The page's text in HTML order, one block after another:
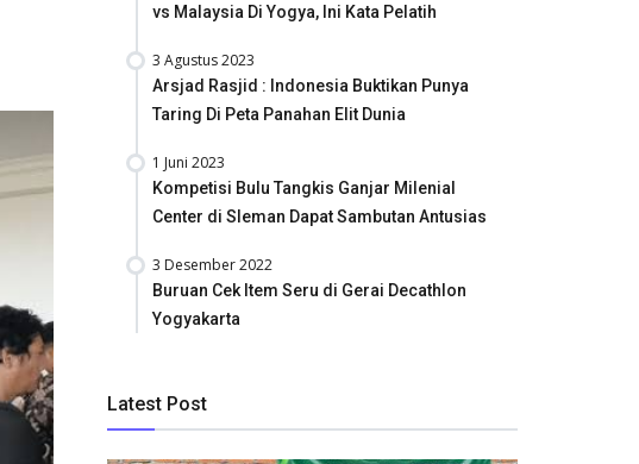
vs Malaysia Di Yogya, Ini Kata Pelatih
3 Agustus 2023
Arsjad Rasjid : Indonesia Buktikan Punya
Taring Di Peta Panahan Elit Dunia
1 Juni 2023
Kompetisi Bulu Tangkis Ganjar Milenial
Center di Sleman Dapat Sambutan Antusias
3 Desember 2022
Buruan Cek Item Seru di Gerai Decathlon
Yogyakarta
Latest Post